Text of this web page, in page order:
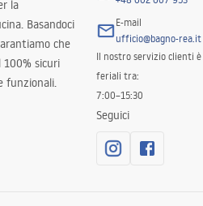
la
Basandoci
che
sicuri
funzionali.
E-mail
ufficio@bagno-rea.it
Il nostro servizio clienti
feriali tra:
7:00–15:30
Seguici